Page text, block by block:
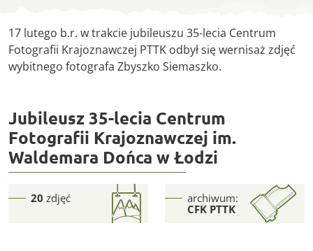
Wernisaż Zbyszko
17 lutego b.r. w trakcie jubileuszu 35-lecia Centrum
Fotografii Krajoznawczej PTTK odbył się wernisaż zdjęć
wybitnego fotografa Zbyszko Siemaszko.
Jubileusz 35-lecia Centrum
Fotografii Krajoznawczej im.
Waldemara Dońca w Łodzi
20 zdjęć
archiwum:
CFK PTTK